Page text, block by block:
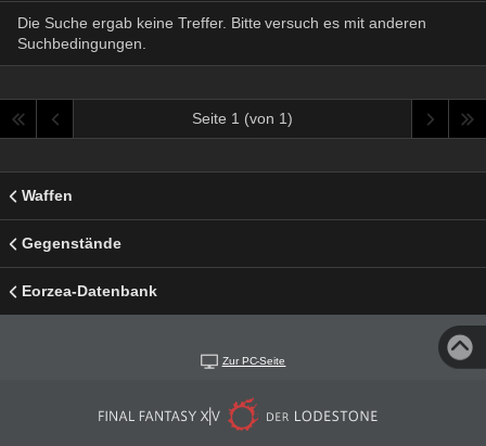
Die Suche ergab keine Treffer. Bitte versuch es mit anderen
Suchbedingungen.
Seite 1 (von 1)
Waffen
Gegenstände
Eorzea-Datenbank
Zur PC-Seite